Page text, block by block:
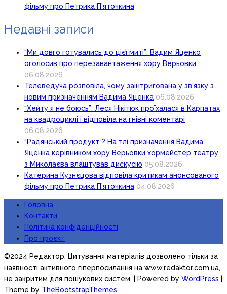
фільму про Петрика П’яточкина
Недавні записи
“Ми довго готувались до цієї миті”: Вадим Яценко
оголосив про перезавантаження хору Верьовки
06.08.2026
Телеведуча розповіла, чому заінтригована у зв’язку з
новим призначенням Вадима Яценка 06.08.2026
“Хейту я не боюсь”: Леся Нікітюк проїхалася в Карпатах
на квадроциклі і відповіла на гнівні коментарі
06.08.2026
“Радянський продукт”? На тлі призначення Вадима
Яценка керівником хору Верьовки хормейстер театру
з Миколаєва влаштував дискусію 05.08.2026
Катерина Кузнєцова відповіла критикам анонсованого
фільму про Петрика П’яточкина 04.08.2026
Головна
Контакти
Політика конфіденційності
Про проєкт
©2024 Редактор. Цитування матеріалів дозволено тільки за
наявності активного гіперпосилання на www.redaktor.com.ua,
не закритим для пошукових систем. | Powered by WordPress
Theme by TheBootstrapThemes